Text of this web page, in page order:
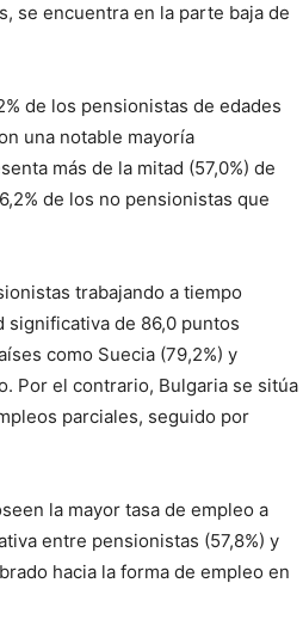
se encuentra en la parte baja de
de los pensionistas de edades
una notable mayoría
más de la mitad (57,0%) de
de los no pensionistas que
trabajando a tiempo
significativa de 86,0 puntos
como Suecia (79,2%) y
Por el contrario, Bulgaria se sitúa
parciales, seguido por
la mayor tasa de empleo a
entre pensionistas (57,8%) y
hacia la forma de empleo en